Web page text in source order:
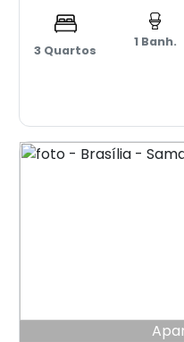
3 Quartos
1 Banh.